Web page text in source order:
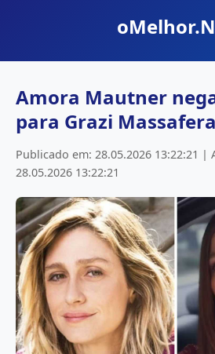
Amora Mautner
para Grazi Massafera
Publicado em: 28.05.2026 13:22:21 |
28.05.2026 13:22:21